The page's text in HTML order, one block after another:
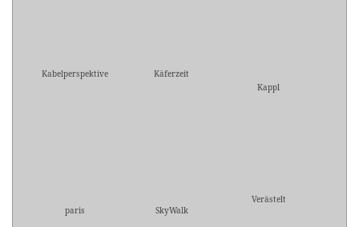
Kabelperspektive
Käferzeit
Kappl
paris SkyWalk
Verästelt